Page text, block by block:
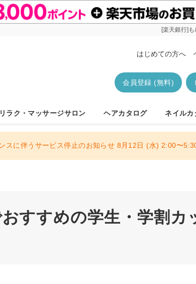
[楽天銀行]
はじめての方へ
会員登録 (無料)
リラク・マッサージサロン ヘアカタログ ネイルカ
スに伴うサービス停止のお知らせ 8月12日 (水) 2:00〜
すすめの学生・学割カ